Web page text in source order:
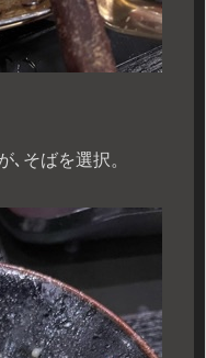
､そばを選択。